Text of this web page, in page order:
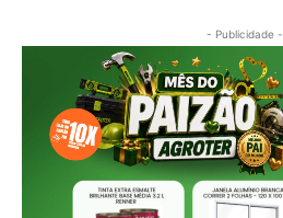
- Publicidade -